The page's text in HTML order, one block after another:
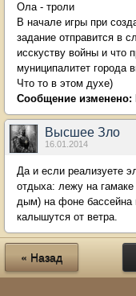
Ола - троли
В начале игры при
задание отправится в
исскуству войны и что
муниципалитет города
Что то в этом духе)
Сообщение изменено:
Высшее Зло
16.01.2014
Да и если реализуете
отдыха: лежу на
дым) на фоне бассейна
калышутся от ветра.
« Назад